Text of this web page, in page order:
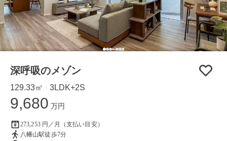
深呼吸のメゾン
129.33㎡ ・ 3LDK+2S
9,680 万円
273,253 円／月（支払い目安）
八幡山駅徒歩7分